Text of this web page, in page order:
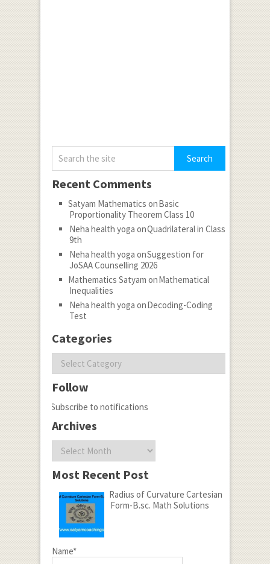
Recent Comments
Satyam Mathematics onBasic
Proportionality Theorem Class 10
Neha health yoga onQuadrilateral in Class
9th
Neha health yoga onSuggestion for
JoSAA Counselling 2026
Mathematics Satyam onMathematical
Inequalities
Neha health yoga onDecoding-Coding
Test
Categories
Follow
Subscribe to notifications
Archives
Most Recent Post
Radius of Curvature Cartesian
Form-B.sc. Math Solutions
Name*